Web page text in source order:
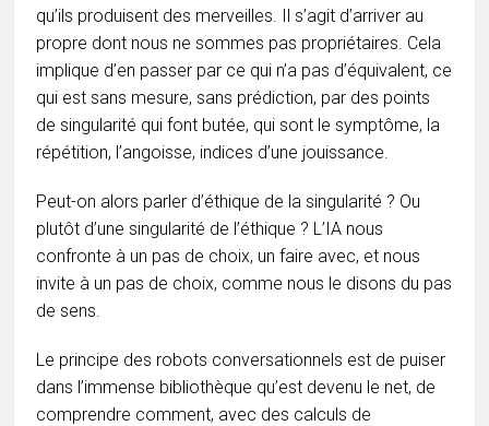
qu’ils produisent des merveilles. Il s’agit d’arriver au
propre dont nous ne sommes pas propriétaires. Cela
implique d’en passer par ce qui n’a pas d’équivalent, ce
qui est sans mesure, sans prédiction, par des points
de singularité qui font butée, qui sont le symptôme, la
répétition, l’angoisse, indices d’une jouissance.
Peut-on alors parler d’éthique de la singularité ? Ou
plutôt d’une singularité de l’éthique ? L’IA nous
confronte à un pas de choix, un faire avec, et nous
invite à un pas de choix, comme nous le disons du pas
de sens.
Le principe des robots conversationnels est de puiser
dans l’immense bibliothèque qu’est devenu le net, de
comprendre comment, avec des calculs de